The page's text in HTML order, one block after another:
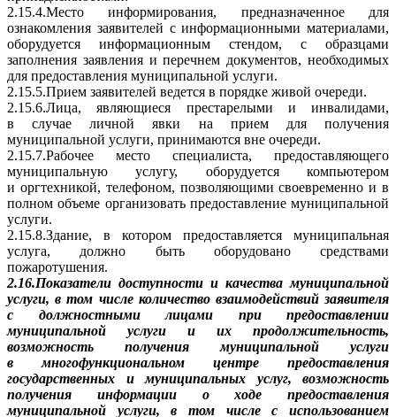
2.15.4.Место информирования, предназначенное для
ознакомления заявителей с информационными материалами,
оборудуется информационным стендом, с образцами
заполнения заявления и перечнем документов, необходимых
для предоставления муниципальной услуги.
2.15.5.Прием заявителей ведется в порядке живой очереди.
2.15.6.Лица, являющиеся престарелыми и инвалидами,
в случае личной явки на прием для получения
муниципальной услуги, принимаются вне очереди.
2.15.7.Рабочее место специалиста, предоставляющего
муниципальную услугу, оборудуется компьютером
и оргтехникой, телефоном, позволяющими своевременно и в
полном объеме организовать предоставление муниципальной
услуги.
2.15.8.Здание, в котором предоставляется муниципальная
услуга, должно быть оборудовано средствами
пожаротушения.
2.16.Показатели доступности и качества муниципальной
услуги, в том числе количество взаимодействий заявителя
с должностными лицами при предоставлении
муниципальной услуги и их продолжительность,
возможность получения муниципальной услуги
в многофункциональном центре предоставления
государственных и муниципальных услуг, возможность
получения информации о ходе предоставления
муниципальной услуги, в том числе с использованием